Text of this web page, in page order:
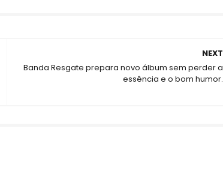
NEXT
Banda Resgate prepara novo álbum sem perder a
essência e o bom humor.